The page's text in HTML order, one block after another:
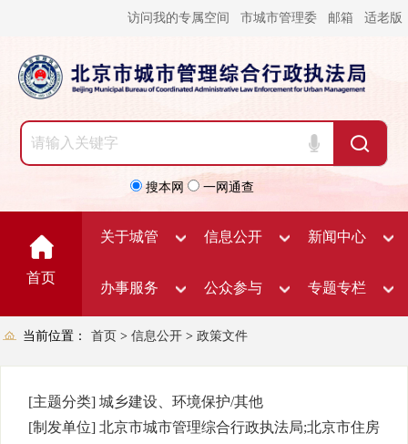
访问我的专属空间 市城市管理委 邮箱 适老版
搜本网 一网通查
首页
关于城管 信息公开 新闻中心
办事服务 公众参与 专题专栏
当前位置： 首页 > 信息公开 > 政策文件
[主题分类] 城乡建设、环境保护/其他
[制发单位] 北京市城市管理综合行政执法局;北京市住房